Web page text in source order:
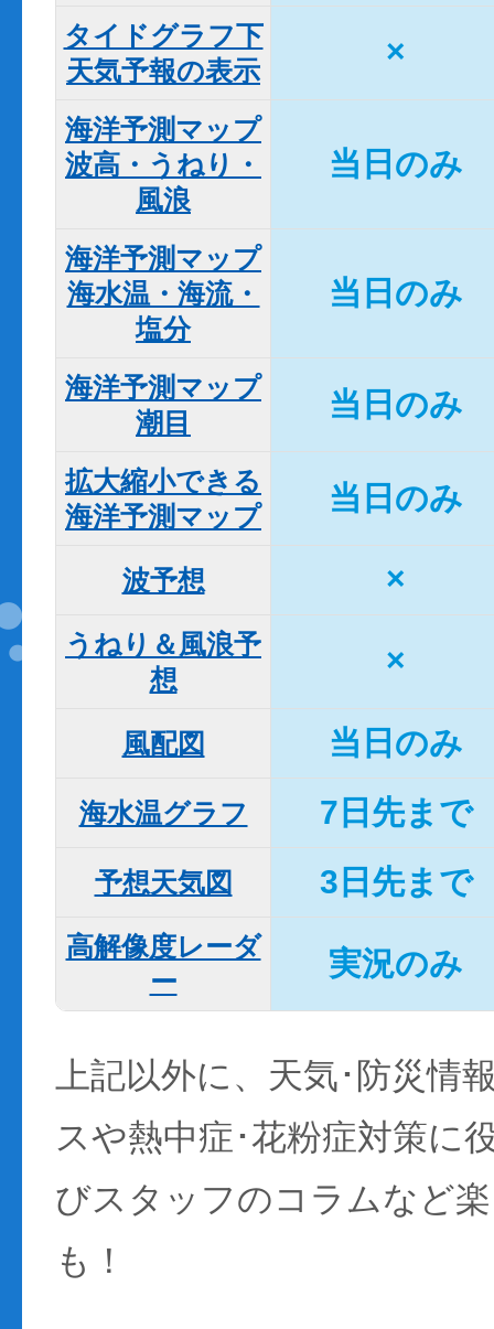
タイドグラフ下
天気予報の表示
×
海洋予測マップ
波高・うねり・
風浪
当日のみ
海洋予測マップ
海水温・海流・
塩分
当日のみ
海洋予測マップ
潮目
当日のみ
拡大縮小できる
海洋予測マップ
当日のみ
波予想 ×
うねり＆風浪予
想
×
風配図 当日のみ
海水温グラフ 7日先まで
予想天気図 3日先まで
高解像度レーダ
ー
実況のみ
上記以外に、天気･防災情
スや熱中症･花粉症対策に
びスタッフのコラムなど
も！